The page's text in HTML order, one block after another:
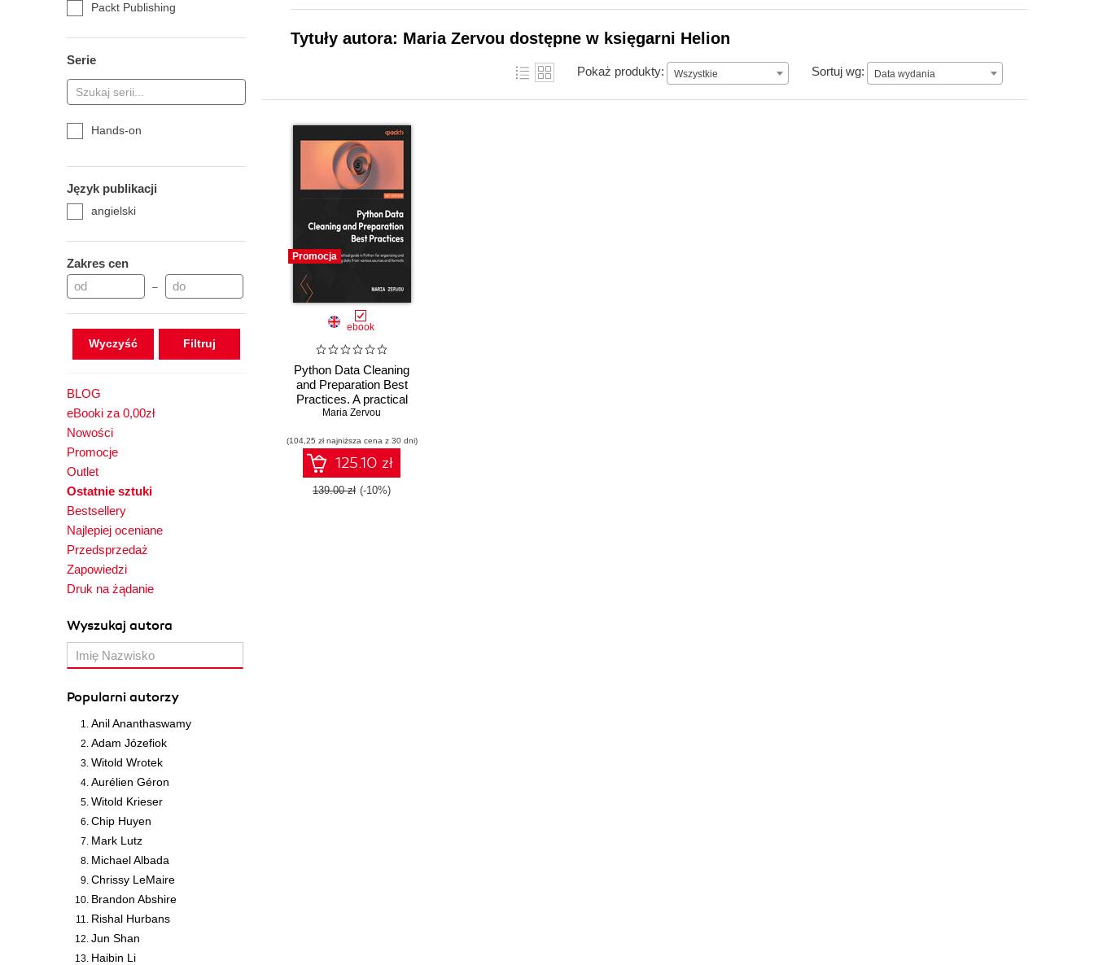
Packt Publishing
Serie
Hands-on
Język publikacji
angielski
Zakres cen
–
Wyczyść
BLOG
eBooki za 0,00zł
Nowości
Promocje
Outlet
Ostatnie sztuki
Bestsellery
Najlepiej oceniane
Przedsprzedaż
Zapowiedzi
Druk na żądanie
Wyszukaj autora
Popularni autorzy
Anil Ananthaswamy
Adam Józefiok
Witold Wrotek
Aurélien Géron
Witold Krieser
Chip Huyen
Mark Lutz
Michael Albada
Chrissy LeMaire
Brandon Abshire
Rishal Hurbans
Jun Shan
Haibin Li
Tytuły autora: Maria Zervou dostępne w księgarni Helion
Pokaż produkty: Wszystkie Sortuj wg: Data wydania
Data wydania
Promocja
ebook
Python Data Cleaning
and Preparation Best
Practices. A practical
guide to organizing and
various sources and
formats using Python
Maria Zervou
(104,25 zł najniższa cena z 30 dni)
125.10 zł
139.00 zł (-10%)